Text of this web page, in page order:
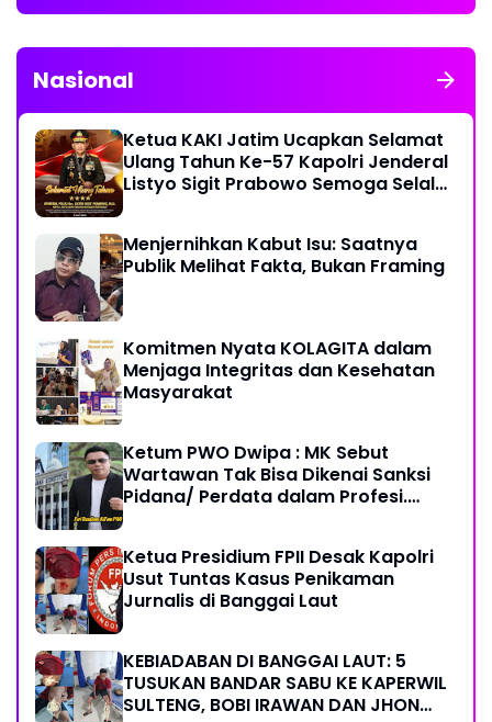
Nasional
Ketua KAKI Jatim Ucapkan Selamat
Ulang Tahun Ke-57 Kapolri Jenderal
Listyo Sigit Prabowo Semoga Selalu
Menjernihkan Kabut Isu: Saatnya
Publik Melihat Fakta, Bukan Framing
Komitmen Nyata KOLAGITA dalam
Menjaga Integritas dan Kesehatan
Masyarakat
Ketum PWO Dwipa : MK Sebut
Wartawan Tak Bisa Dikenai Sanksi
Pidana/ Perdata dalam Profesi.
Ketua Presidium FPII Desak Kapolri
Usut Tuntas Kasus Penikaman
Jurnalis di Banggai Laut
KEBIADABAN DI BANGGAI LAUT: 5
TUSUKAN BANDAR SABU KE KAPERWIL
SULTENG, BOBI IRAWAN DAN JHON